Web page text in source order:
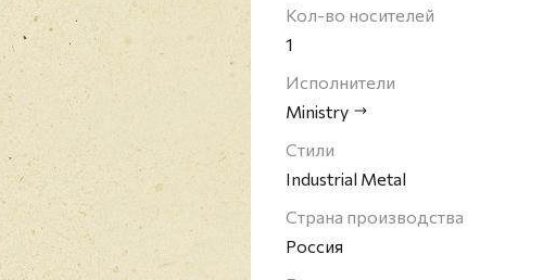
Кол-во носителей
1
Исполнители
Ministry
Стили
Industrial Metal
Страна производства
Россия